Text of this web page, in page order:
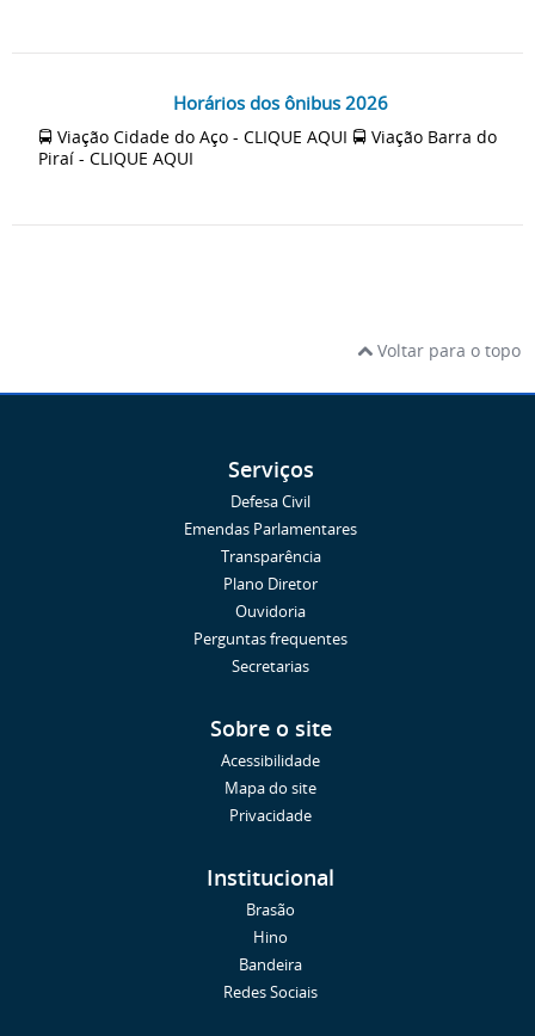
Horários dos ônibus 2026
🚍 Viação Cidade do Aço - CLIQUE AQUI 🚍 Viação Barra do
Piraí - CLIQUE AQUI
Voltar para o topo
Serviços
Defesa Civil
Emendas Parlamentares
Transparência
Plano Diretor
Ouvidoria
Perguntas frequentes
Secretarias
Sobre o site
Acessibilidade
Mapa do site
Privacidade
Institucional
Brasão
Hino
Bandeira
Redes Sociais